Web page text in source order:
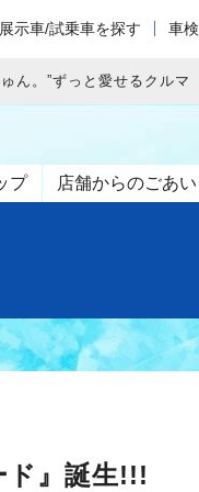
展示車/試乗車を探す 車
ゅん。”ずっと愛せるクル
プ 店舗からのごあ
』誕生!!!